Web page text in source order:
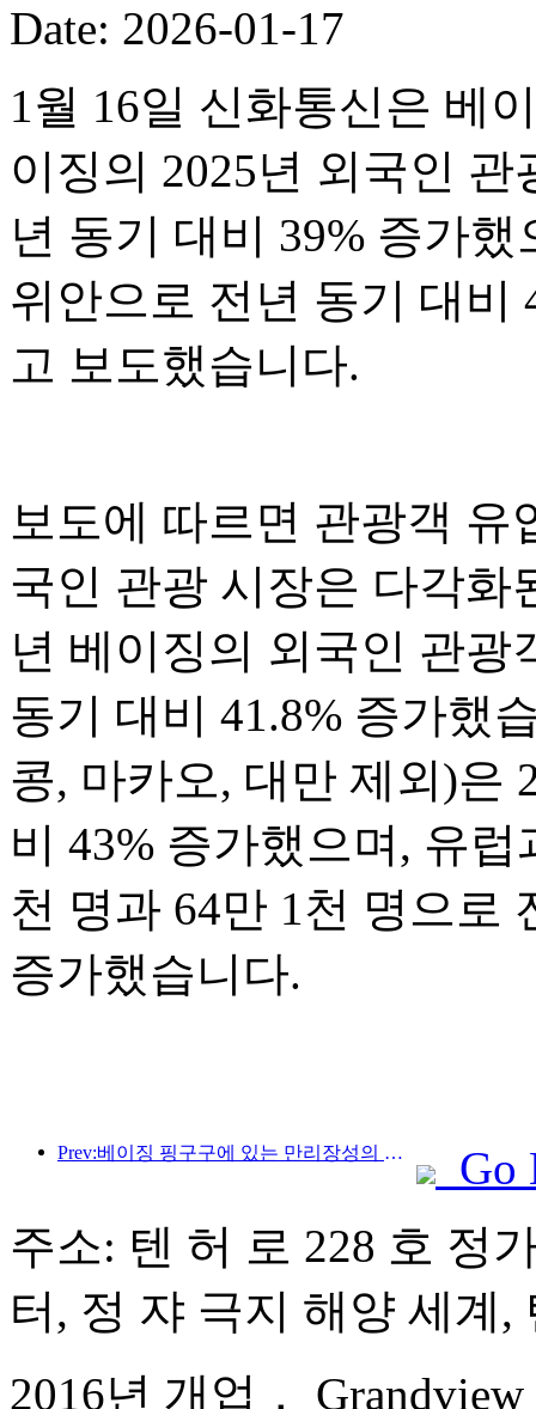
Date: 2026-01-17
1월 16일 신화통신은 베
이징의 2025년 외국인
년 동기 대비 39% 증가
위안으로 전년 동기 대비
고 보도했습니다.
보도에 따르면 관광객
국인 관광 시장은 다각화
년 베이징의 외국인 관광
동기 대비 41.8% 증가했
콩, 마카오, 대만 제외)은
비 43% 증가했으며, 유
천 명과 64만 1천 명으로
증가했습니다.
Prev:베이징 핑구구에 있는 만리장성의 장쥔관 구간은 이르면 2026년 말에 일반에 개방될 예정이다.
Go
주소: 텐 허 로 228 호 정
터, 정 쟈 극지 해양 세계,
2016년 개업， Grandview